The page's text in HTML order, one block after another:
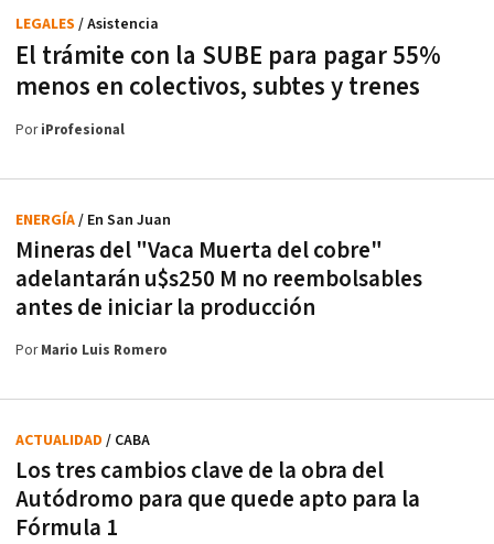
El trámite con la SUBE para pagar 55%
menos en colectivos, subtes y trenes
LEGALES / Asistencia
PoriProfesional
Mineras del "Vaca Muerta del cobre"
adelantarán u$s250 M no reembolsables
antes de iniciar la producción
ENERGÍA/ En San Juan
PorMario Luis Romero
Los tres cambios clave de la obra del
Autódromo para que quede apto para la
Fórmula 1
ACTUALIDAD / CABA